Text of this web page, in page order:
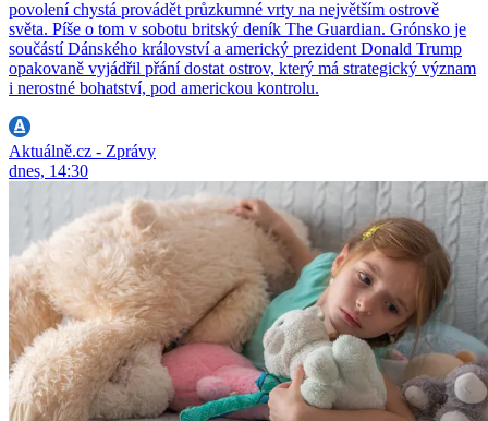
povolení chystá provádět průzkumné vrty na největším ostrově
světa. Píše o tom v sobotu britský deník The Guardian. Grónsko je
součástí Dánského království a americký prezident Donald Trump
opakovaně vyjádřil přání dostat ostrov, který má strategický význam
i nerostné bohatství, pod americkou kontrolu.
Aktuálně.cz - Zprávy
dnes, 14:30